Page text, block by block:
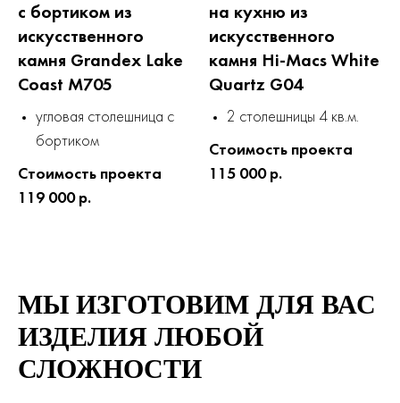
с бортиком из
искусственного
камня Grandex Lake
Coast M705
угловая столешница с
бортиком
Стоимость проекта
119 000 р.
на кухню из
искусственного
камня Hi-Macs White
Quartz G04
2 столешницы 4 кв.м.
Стоимость проекта
115 000 р.
МЫ ИЗГОТОВИМ ДЛЯ ВАС
ИЗДЕЛИЯ ЛЮБОЙ
СЛОЖНОСТИ